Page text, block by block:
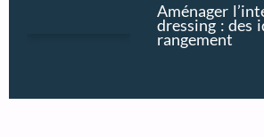
Aménager
dressing : des
rangement